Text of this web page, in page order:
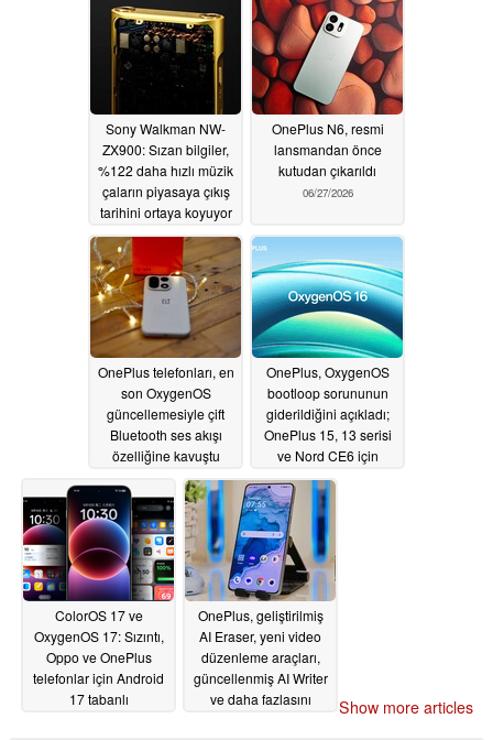
06/30/2026
Sony Walkman NW-
ZX900: Sızan bilgiler,
%122 daha hızlı müzik
çaların piyasaya çıkış
tarihini ortaya koyuyor
06/29/2026
OnePlus N6, resmi
lansmandan önce
kutudan çıkarıldı
06/27/2026
OnePlus telefonları, en
son OxygenOS
güncellemesiyle çift
Bluetooth ses akışı
özelliğine kavuştu
06/20/2026
OnePlus, OxygenOS
bootloop sorununun
giderildiğini açıkladı;
OnePlus 15, 13 serisi
ve Nord CE6 için
dağıtım devam ediyor
05/19/2026
ColorOS 17 ve
OxygenOS 17: Sızıntı,
Oppo ve OnePlus
telefonlar için Android
17 tabanlı
OnePlus, geliştirilmiş
AI Eraser, yeni video
düzenleme araçları,
güncellenmiş AI Writer
ve daha fazlasını
Show more articles